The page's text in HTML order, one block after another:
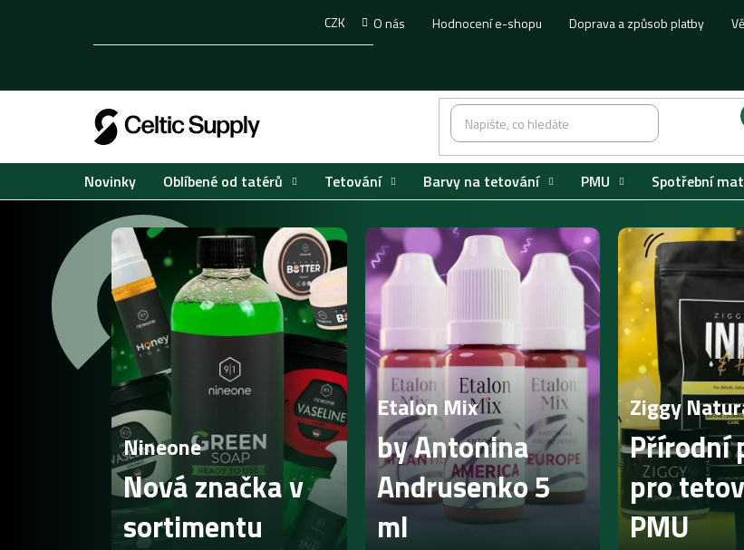
O nás Hodnocení e-shopu Doprava a způsob platby
CZK
Novinky Oblíbené od tatérů Tetování Barvy na tetování PMU Spotřební
Nineone
Nová značka v
sortimentu
Etalon Mix
by Antonina
Andrusenko 5
ml
Ziggy
Přírodní
pro
PMU